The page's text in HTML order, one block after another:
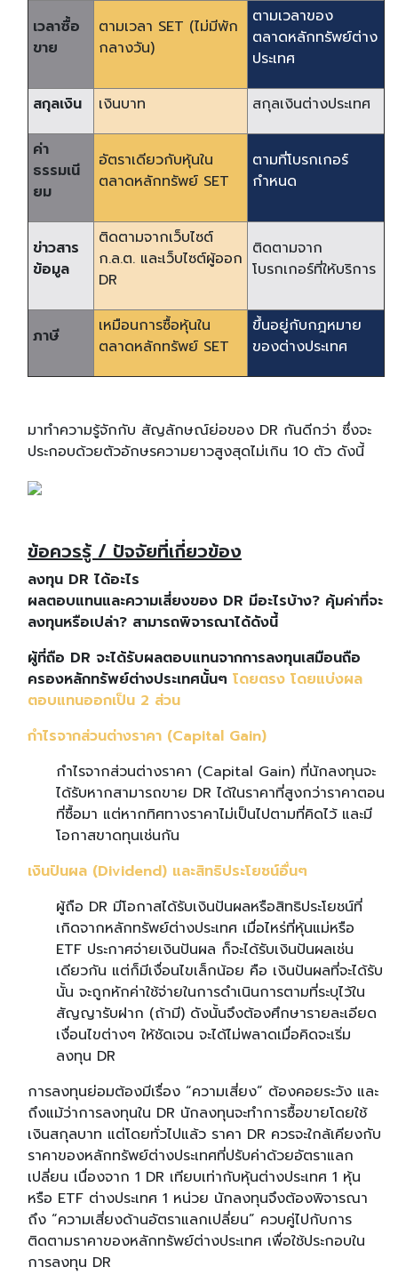
เวลาซื้อ
ขาย
ตามเวลา SET (ไม่มีพัก
กลางวัน)
ตามเวลาของ
ตลาดหลักทรัพย์ต่าง
ประเทศ
สกุลเงิน เงินบาท สกุลเงินต่างประเทศ
ค่า
ธรรมเนี
ยม
อัตราเดียวกับหุ้นใน
ตลาดหลักทรัพย์ SET
ตามที่โบรกเกอร์
กำหนด
ข่าวสาร
ข้อมูล
ติดตามจากเว็บไซต์
ก.ล.ต. และเว็บไซต์ผู้ออก
DR
ติดตามจาก
โบรกเกอร์ที่ให้บริการ
ภาษี
เหมือนการซื้อหุ้นใน
ตลาดหลักทรัพย์ SET
ขึ้นอยู่กับกฎหมาย
ของต่างประเทศ
มาทำความรู้จักกับ สัญลักษณ์ย่อของ DR กันดีกว่า ซึ่งจะ
ประกอบด้วยตัวอักษรความยาวสูงสุดไม่เกิน 10 ตัว ดังนี้
ข้อควรรู้ / ปัจจัยที่เกี่ยวข้อง
ลงทุน DR ได้อะไร
ผลตอบแทนและความเสี่ยงของ DR มีอะไรบ้าง? คุ้มค่าที่จะ
ลงทุนหรือเปล่า? สามารถพิจารณาได้ดังนี้
ผู้ที่ถือ DR จะได้รับผลตอบแทนจากการลงทุนเสมือนถือ
ครองหลักทรัพย์ต่างประเทศนั้นๆ โดยตรง โดยแบ่งผล
ตอบแทนออกเป็น 2 ส่วน
กำไรจากส่วนต่างราคา (Capital Gain)
กำไรจากส่วนต่างราคา (Capital Gain) ที่นักลงทุนจะ
ได้รับหากสามารถขาย DR ได้ในราคาที่สูงกว่าราคาตอน
ที่ซื้อมา แต่หากทิศทางราคาไม่เป็นไปตามที่คิดไว้ และมี
โอกาสขาดทุนเช่นกัน
เงินปันผล (Dividend) และสิทธิประโยชน์อื่นๆ
ผู้ถือ DR มีโอกาสได้รับเงินปันผลหรือสิทธิประโยชน์ที่
เกิดจากหลักทรัพย์ต่างประเทศ เมื่อไหร่ที่หุ้นแม่หรือ
ETF ประกาศจ่ายเงินปันผล ก็จะได้รับเงินปันผลเช่น
เดียวกัน แต่ก็มีเงื่อนไขเล็กน้อย คือ เงินปันผลที่จะได้รับ
นั้น จะถูกหักค่าใช้จ่ายในการดำเนินการตามที่ระบุไว้ใน
สัญญารับฝาก (ถ้ามี) ดังนั้นจึงต้องศึกษารายละเอียด
เงื่อนไขต่างๆ ให้ชัดเจน จะได้ไม่พลาดเมื่อคิดจะเริ่ม
ลงทุน DR
การลงทุนย่อมต้องมีเรื่อง “ความเสี่ยง” ต้องคอยระวัง และ
ถึงแม้ว่าการลงทุนใน DR นักลงทุนจะทำการซื้อขายโดยใช้
เงินสกุลบาท แต่โดยทั่วไปแล้ว ราคา DR ควรจะใกล้เคียงกับ
ราคาของหลักทรัพย์ต่างประเทศที่ปรับค่าด้วยอัตราแลก
เปลี่ยน เนื่องจาก 1 DR เทียบเท่ากับหุ้นต่างประเทศ 1 หุ้น
หรือ ETF ต่างประเทศ 1 หน่วย นักลงทุนจึงต้องพิจารณา
ถึง “ความเสี่ยงด้านอัตราแลกเปลี่ยน” ควบคู่ไปกับการ
ติดตามราคาของหลักทรัพย์ต่างประเทศ เพื่อใช้ประกอบใน
การลงทุน DR